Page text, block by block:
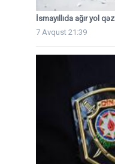
İsmayıllıda ağır yol
7 Avqust 21:39